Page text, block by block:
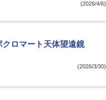
(2026/4/6)
ロマート天体望遠鏡
(2026/3/30)